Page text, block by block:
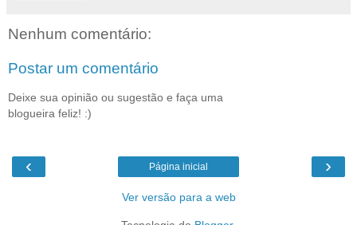
Nenhum comentário:
Postar um comentário
Deixe sua opinião ou sugestão e faça uma
blogueira feliz! :)
‹ ›
Página inicial
Ver versão para a web